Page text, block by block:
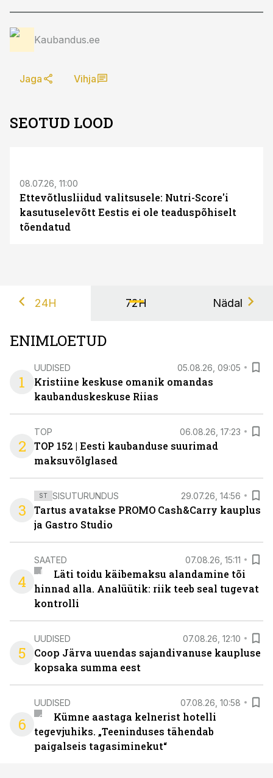
Kaubandus.ee
Jaga Vihja
SEOTUD LOOD
08.07.26, 11:00
Ettevõtlusliidud valitsusele: Nutri-Score'i
kasutuselevõtt Eestis ei ole teaduspõhiselt
tõendatud
24H 72H Nädal
ENIMLOETUD
1
UUDISED 05.08.26, 09:05
Kristiine keskuse omanik omandas
kaubanduskeskuse Riias
2
TOP 06.08.26, 17:23
TOP 152 | Eesti kaubanduse suurimad
maksuvõlglased
3
ST SISUTURUNDUS 29.07.26, 14:56
Tartus avatakse PROMO Cash&Carry kauplus
ja Gastro Studio
4
SAATED 07.08.26, 15:11
Läti toidu käibemaksu alandamine tõi
hinnad alla. Analüütik: riik teeb seal tugevat
kontrolli
5
UUDISED 07.08.26, 12:10
Coop Järva uuendas sajandivanuse kaupluse
kopsaka summa eest
6
UUDISED 07.08.26, 10:58
Kümne aastaga kelnerist hotelli
tegevjuhiks. „Teeninduses tähendab
paigalseis tagasiminekut“